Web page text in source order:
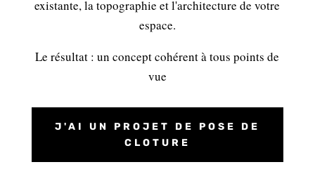
existante, la topographie et l'architecture de votre
espace.
Le résultat : un concept cohérent à tous points de
vue
J'AI UN PROJET DE POSE DE
CLOTURE